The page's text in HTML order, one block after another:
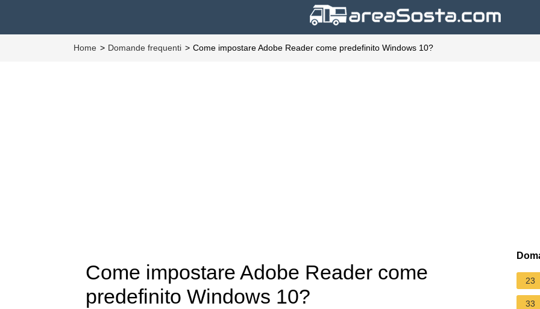
Home Domande frequenti Come impostare Adobe Reader come predefinito Windows 10?
Come impostare Adobe Reader come
predefinito Windows 10?
23
33